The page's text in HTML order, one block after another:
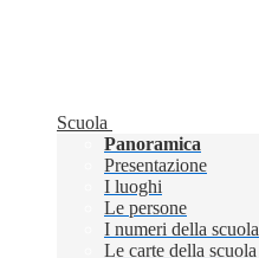
Scuola
Panoramica
Presentazione
I luoghi
Le persone
I numeri della scuola
Le carte della scuola